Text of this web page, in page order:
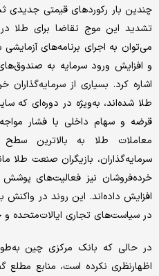
چندین بار رکوردهای قیمتی
تشدید این موج تقاضا برای طلا
می‌توان به اجرای برنامه‌های
اشاره کرد. بسیاری از سرمایه‌گذاران
طلا شده‌اند، به‌ویژه در دوره‌ای که
قرضه و سهام داخلی با فشار
معاملات طلا به بالاترین
سرمایه‌گذاران، بازیگران صنعت طلا
خرده‌فروشان نیز فعالیت‌های
افزایش داده‌اند. این روند در واکنش
در سیاست‌های تجاری ایالات‌متحده
در حالی که بانک مرکزی چین
اظهارنظری نکرده است، منابع مطلع